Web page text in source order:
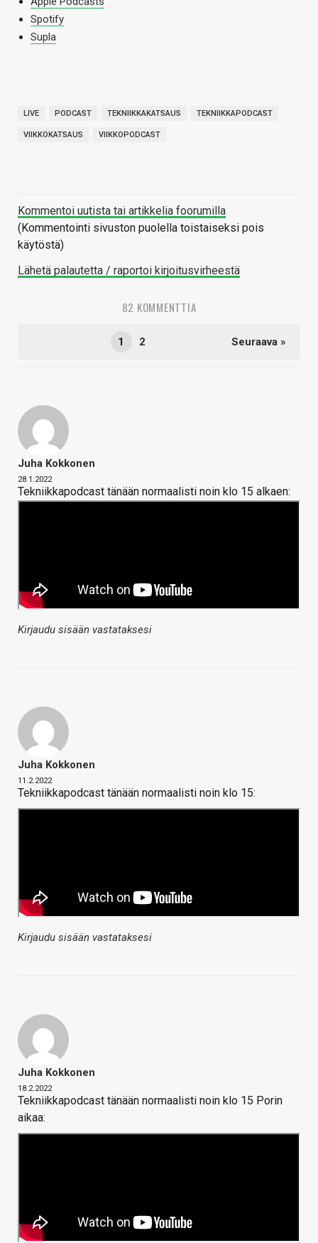
Spotify
Supla
LIVE PODCAST TEKNIIKKAKATSAUS TEKNIIKKAPODCAST
VIIKKOKATSAUS VIIKKOPODCAST
Kommentoi uutista tai artikkelia foorumilla
(Kommentointi sivuston puolella toistaiseksi pois
käytöstä)
Lähetä palautetta / raportoi kirjoitusvirheestä
82 KOMMENTTIA
1 2 Seuraava »
Juha Kokkonen
28.1.2022
Tekniikkapodcast tänään normaalisti noin klo 15 alkaen:
Kirjaudu sisään vastataksesi
Juha Kokkonen
11.2.2022
Tekniikkapodcast tänään normaalisti noin klo 15:
Kirjaudu sisään vastataksesi
Juha Kokkonen
18.2.2022
Tekniikkapodcast tänään normaalisti noin klo 15 Porin
aikaa: